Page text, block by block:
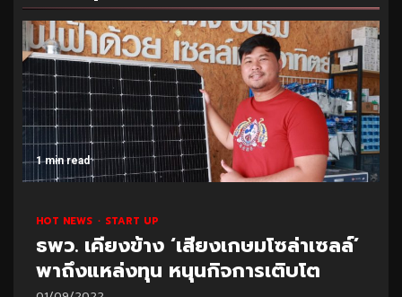
1 min read
HOT NEWS START UP
ธพว. เคียงข้าง ‘เสียงเกษมโซล่าเซลล์’
พาถึงแหล่งทุน หนุนกิจการเติบโต